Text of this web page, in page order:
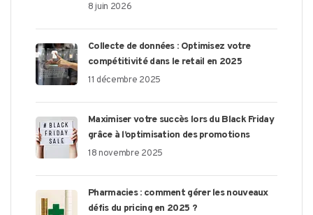
8 juin 2026
Collecte de données : Optimisez votre
compétitivité dans le retail en 2025
11 décembre 2025
Maximiser votre succès lors du Black Friday
grâce à l’optimisation des promotions
18 novembre 2025
Pharmacies : comment gérer les nouveaux
défis du pricing en 2025 ?